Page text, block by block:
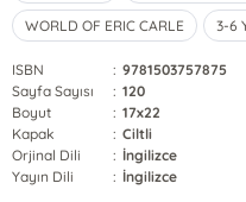
WORLD OF ERIC CARLE 3-6
ISBN : 9781503757875
Sayfa Sayısı
: 120
Boyut
: 17x22
Kapak
: Ciltli
Orjinal Dili
: İngilizce
Yayın Dili
: İngilizce